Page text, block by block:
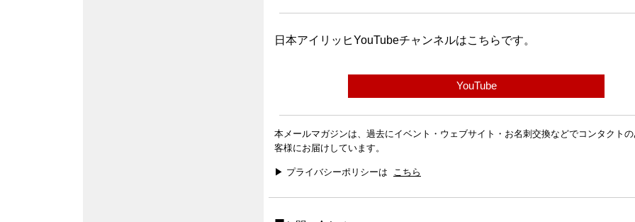
日本アイリッヒYouTubeチャンネルはこちらです。
YouTube
本メールマガジンは、過去にイベント・ウェブサイト・お名刺交換などでコンタクト
客様にお届けしています。
▶ プライバシーポリシーは こちら